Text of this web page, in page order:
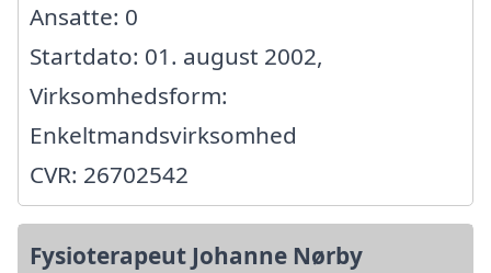
Ansatte: 0
Startdato: 01. august 2002,
Virksomhedsform:
Enkeltmandsvirksomhed
CVR: 26702542
Fysioterapeut Johanne Nørby